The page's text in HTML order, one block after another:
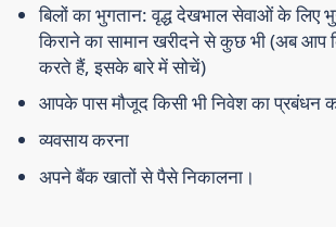
बिलों का भुगतान: वृद्ध देखभाल सेवाओं के लिए
किराने का सामान खरीदने से कुछ भी (अब आप
करते हैं, इसके बारे में सोचें)
आपके पास मौजूद किसी भी निवेश का प्रबंधन
व्यवसाय करना
अपने बैंक खातों से पैसे निकालना।